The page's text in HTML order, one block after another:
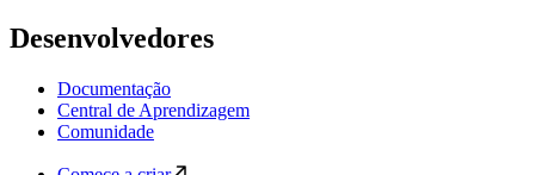
Desenvolvedores
Documentação
Central de Aprendizagem
Comunidade